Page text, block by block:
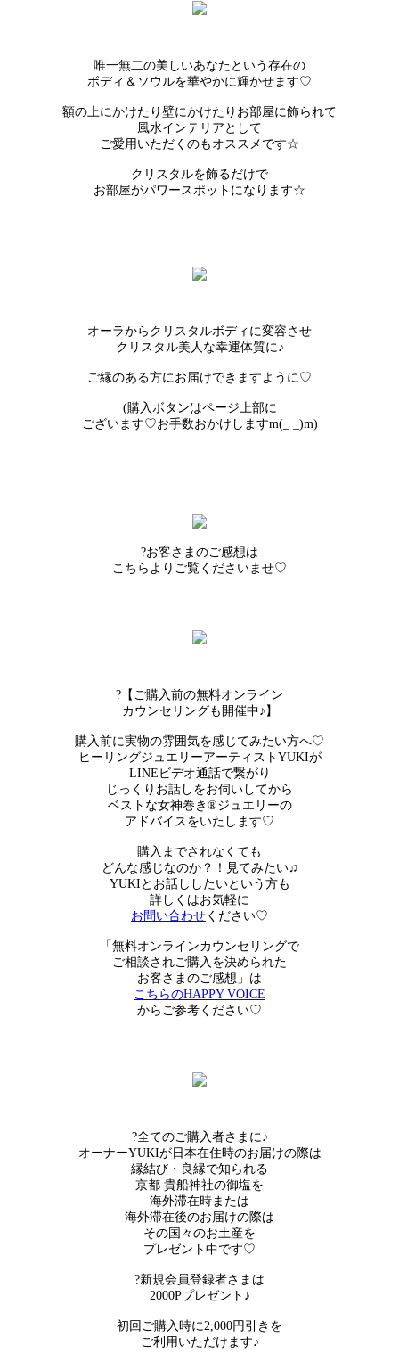
唯一無二の美しいあなたという存在の
ボディ＆ソウルを華やかに輝かせます♡
額の上にかけたり壁にかけたりお部屋に飾られて
風水インテリアとして
ご愛用いただくのもオススメです☆
クリスタルを飾るだけで
お部屋がパワースポットになります☆
オーラからクリスタルボディに変容させ
クリスタル美人な幸運体質に♪
ご縁のある方にお届けできますように♡
(購入ボタンはページ上部に
ございます♡お手数おかけしますm(_ _)m)
?お客さまのご感想は
こちらよりご覧くださいませ♡
?【ご購入前の無料オンライン
カウンセリングも開催中♪】
購入前に実物の雰囲気を感じてみたい方へ♡
ヒーリングジュエリーアーティストYUKIが
LINEビデオ通話で繋がり
じっくりお話しをお伺いしてから
ベストな女神巻き®︎ジュエリーの
アドバイスをいたします♡
購入までされなくても
どんな感じなのか？！見てみたい♫
YUKIとお話ししたいという方も
詳しくはお気軽に
お問い合わせ ください♡
「無料オンラインカウンセリングで
ご相談されご購入を決められた
お客さまのご感想」は
こちらのHAPPY VOICE
からご参考ください♡
?全てのご購入者さまに♪
オーナーYUKIが日本在住時のお届けの際は
縁結び・良縁で知られる
京都 貴船神社の御塩を
海外滞在時または
海外滞在後のお届けの際は
その国々のお土産を
プレゼント中です♡
?新規会員登録者さまは
2000Pプレゼント♪
初回ご購入時に2,000円引きを
ご利用いただけます♪